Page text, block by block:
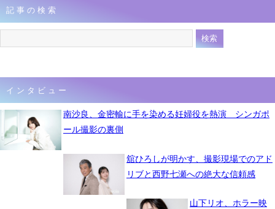
記事の検索
インタビュー
南沙良、金密輸に手を染める妊婦役を熱演 シンガポ
ール撮影の裏側
舘ひろしが明かす、撮影現場でのアド
リブと西野七瀬への絶大な信頼感
山下リオ、ホラー映